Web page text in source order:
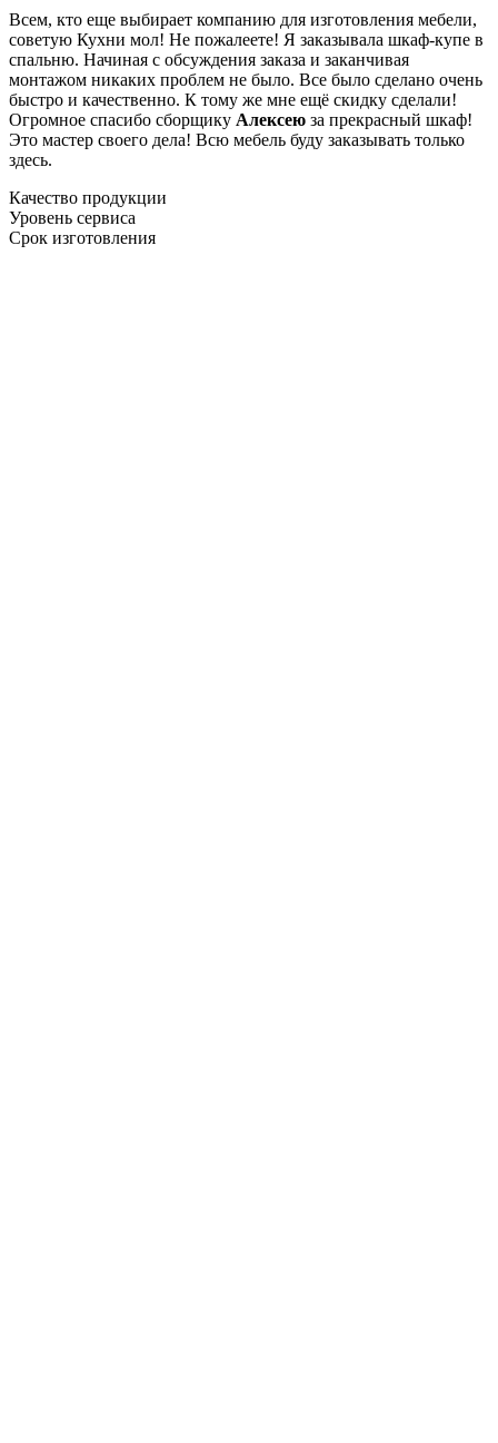
Всем, кто еще выбирает компанию для изготовления мебели,
советую Кухни мол! Не пожалеете! Я заказывала шкаф-купе в
спальню. Начиная с обсуждения заказа и заканчивая
монтажом никаких проблем не было. Все было сделано очень
быстро и качественно. К тому же мне ещё скидку сделали!
Огромное спасибо сборщику Алексею за прекрасный шкаф!
Это мастер своего дела! Всю мебель буду заказывать только
здесь.
Качество продукции
Уровень сервиса
Срок изготовления